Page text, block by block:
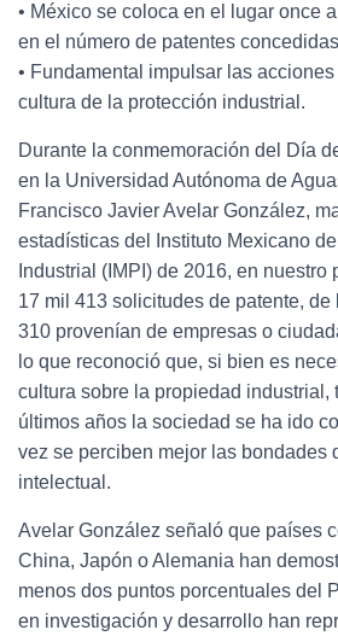
D
O
D
N
V
E
G
C
I
Ó
• México se coloca en el lugar once
en el número de patentes
• Fundamental impulsar las
cultura de la protección industrial.
Durante la conmemoración del Día
en la Universidad Autónoma de
Francisco Javier Avelar González,
estadísticas del Instituto Mexicano
Industrial (IMPI) de 2016, en nuestro
17 mil 413 solicitudes de patente, de
310 provenían de empresas o
lo que reconoció que, si bien es
cultura sobre la propiedad industrial,
últimos años la sociedad se ha ido
vez se perciben mejor las bondades
intelectual.
Avelar González señaló que países
China, Japón o Alemania han
menos dos puntos porcentuales del
en investigación y desarrollo han